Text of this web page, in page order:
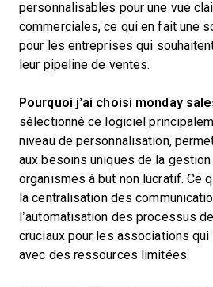
personnalisables pour une vue
commerciales, ce qui en fait une
pour les entreprises qui
leur pipeline de ventes.
Pourquoi j’ai choisi monday
sélectionné ce logiciel
niveau de personnalisation,
aux besoins uniques de la
organismes à but non lucratif. Ce
la centralisation des
l’automatisation des processus
cruciaux pour les associations
avec des ressources limitées.